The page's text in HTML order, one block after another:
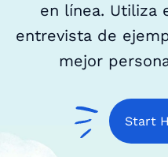
en línea. Utiliza
entrevista de
mejor
Start